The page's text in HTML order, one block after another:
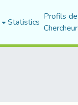
Statistics Profils